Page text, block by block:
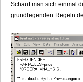
Schaut man sich einmal
grundlegenden Regeln